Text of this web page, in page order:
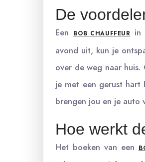
De
Een BOB CHAUFFEUR in
avond uit, kun je
over de weg naar
je met een gerust hart
brengen jou en je auto
Hoe werkt
Het boeken van een